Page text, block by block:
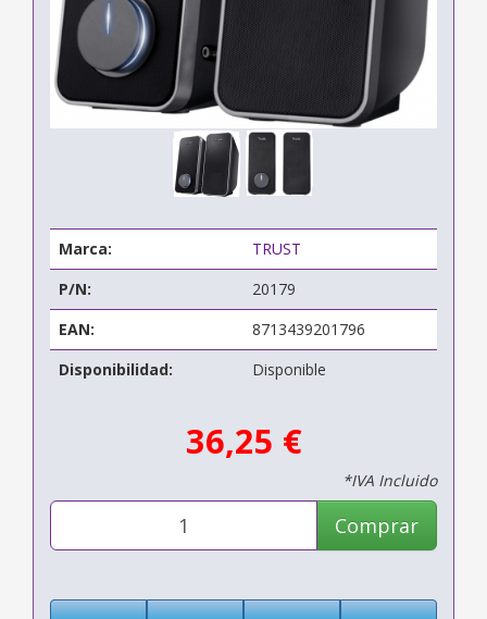
Marca:
TRUST
P/N:
20179
EAN:
8713439201796
Disponibilidad:
Disponible
36,25 €
*IVA Incluido
Comprar